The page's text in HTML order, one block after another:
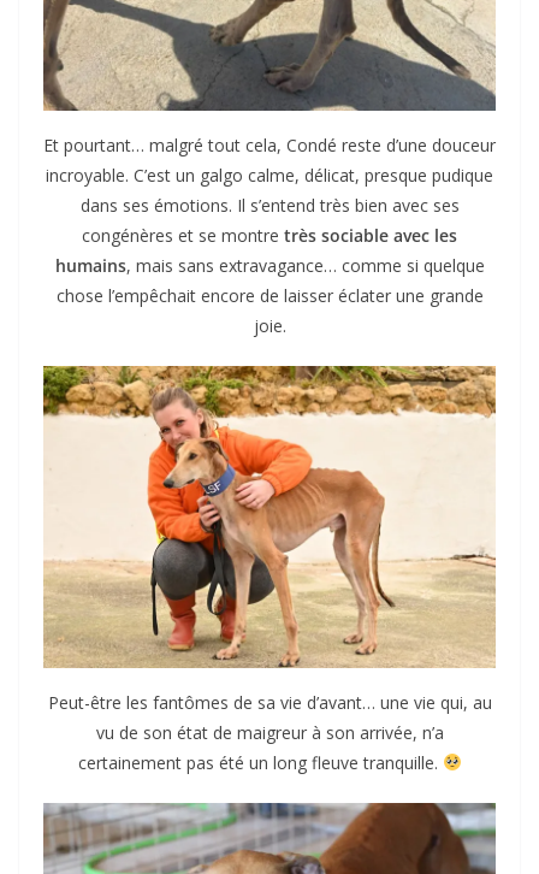
Et pourtant… malgré tout cela, Condé reste d’une douceur
incroyable. C’est un galgo calme, délicat, presque pudique
dans ses émotions. Il s’entend très bien avec ses
congénères et se montre très sociable avec les
humains, mais sans extravagance… comme si quelque
chose l’empêchait encore de laisser éclater une grande
joie.
Peut-être les fantômes de sa vie d’avant… une vie qui, au
vu de son état de maigreur à son arrivée, n’a
certainement pas été un long fleuve tranquille.